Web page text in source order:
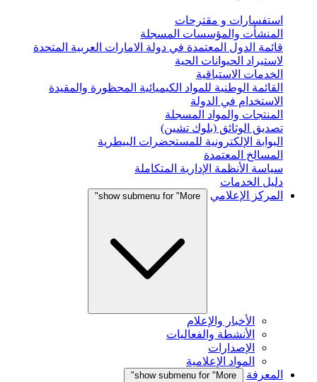
استفسارات و مقترحات
المنشأت والمؤسسات المسجلة
قائمة الدول المعتمدة في دولة الامارات العربية المتحدة
لاستيراد الحيوانات الحية
الخدمات الاستباقية
القائمة الوطنية للمواد الكيميائية المحظورة والمقيدة
الاستخدام في الدولة
المنتجات والمواد المسجلة
تصديق الوثائق (بلوك تشين)
البوابة الإلكترونية للمستحضرات البيطرية
المسالخ المعتمدة
سياسة الأنظمة الإدارية المتكاملة
دليل الخدمات
المركز الإعلامي
show submenu for "More"
الأخبار والإعلام
الأنشطة والفعاليات
الإصدارات
المواد الإعلامية
المعرفة
show submenu for "More"